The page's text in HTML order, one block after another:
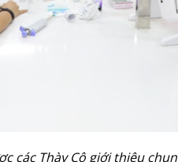
các Thày Cô giới thiệu